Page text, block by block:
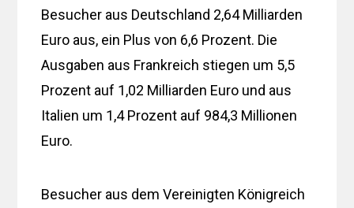
Besucher aus Deutschland 2,64 Milliarden
Euro aus, ein Plus von 6,6 Prozent. Die
Ausgaben aus Frankreich stiegen um 5,5
Prozent auf 1,02 Milliarden Euro und aus
Italien um 1,4 Prozent auf 984,3 Millionen
Euro.
Besucher aus dem Vereinigten Königreich